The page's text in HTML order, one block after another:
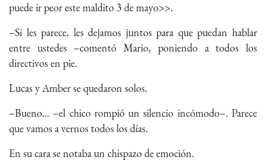
puede ir peor este maldito 3 de mayo>>.
–Si les parece, les dejamos juntos para que puedan hablar
entre ustedes –comentó Mario, poniendo a todos los
directivos en pie.
Lucas y Amber se quedaron solos.
–Bueno... –el chico rompió un silencio incómodo–. Parece
que vamos a vernos todos los días.
En su cara se notaba un chispazo de emoción.